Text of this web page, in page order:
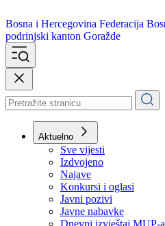
Bosna i Hercegovina
podrinjski kanton Goražde
Aktuelno
Sve vijesti
Izdvojeno
Najave
Konkursi i oglasi